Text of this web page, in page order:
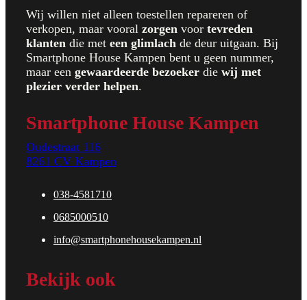
Wij willen niet alleen toestellen repareren of
verkopen, maar vooral zorgen voor tevreden
klanten die met een glimlach de deur uitgaan. Bij
Smartphone House Kampen bent u geen nummer,
maar een gewaardeerde bezoeker die wij met
plezier verder helpen.
Smartphone House Kampen
Oudestraat 116
8261 CV Kampen
038-4581710
0685000510
info@smartphonehousekampen.nl
Bekijk ook